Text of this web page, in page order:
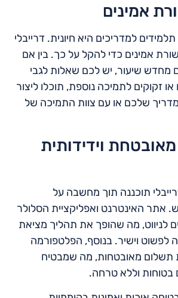
אמינים
למדריכים היא חיונית. דרייבלי
אמינים כדי להקל על כך. בין אם
מחדש שיעור, יש לכם שאלות לגבי
זקוקים לתמיכה נוספת, תוכלו ליצור
שלכם או עם צוות התמיכה של
וידידותית
תוכננה תוך מחשבה על
אתר האינטרנט ואפליקציית הסלולר
לניווט, מה שהופך את תהליך מציאת
לפשוט וישיר. בנוסף, הפלטפורמה
מאובטחות, מה שמבטיח
וללא טרחה.